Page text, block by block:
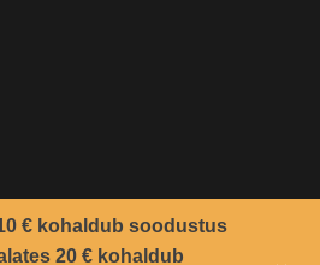
OÜ© Kõik õigused kaitstud.
€ kohaldub soodustus
20 € kohaldub